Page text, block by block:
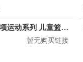
匹克 专项运动系列 儿童篮球鞋 EK0305A
暂无购买链接